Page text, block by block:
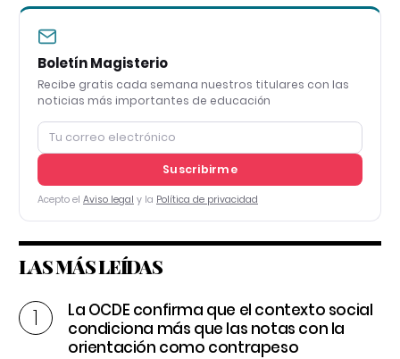
Boletín Magisterio
Recibe gratis cada semana nuestros titulares con las
noticias más importantes de educación
Suscribirme
Acepto el Aviso legal y la Política de privacidad
LAS MÁS LEÍDAS
La OCDE confirma que el contexto social
condiciona más que las notas con la
orientación como contrapeso